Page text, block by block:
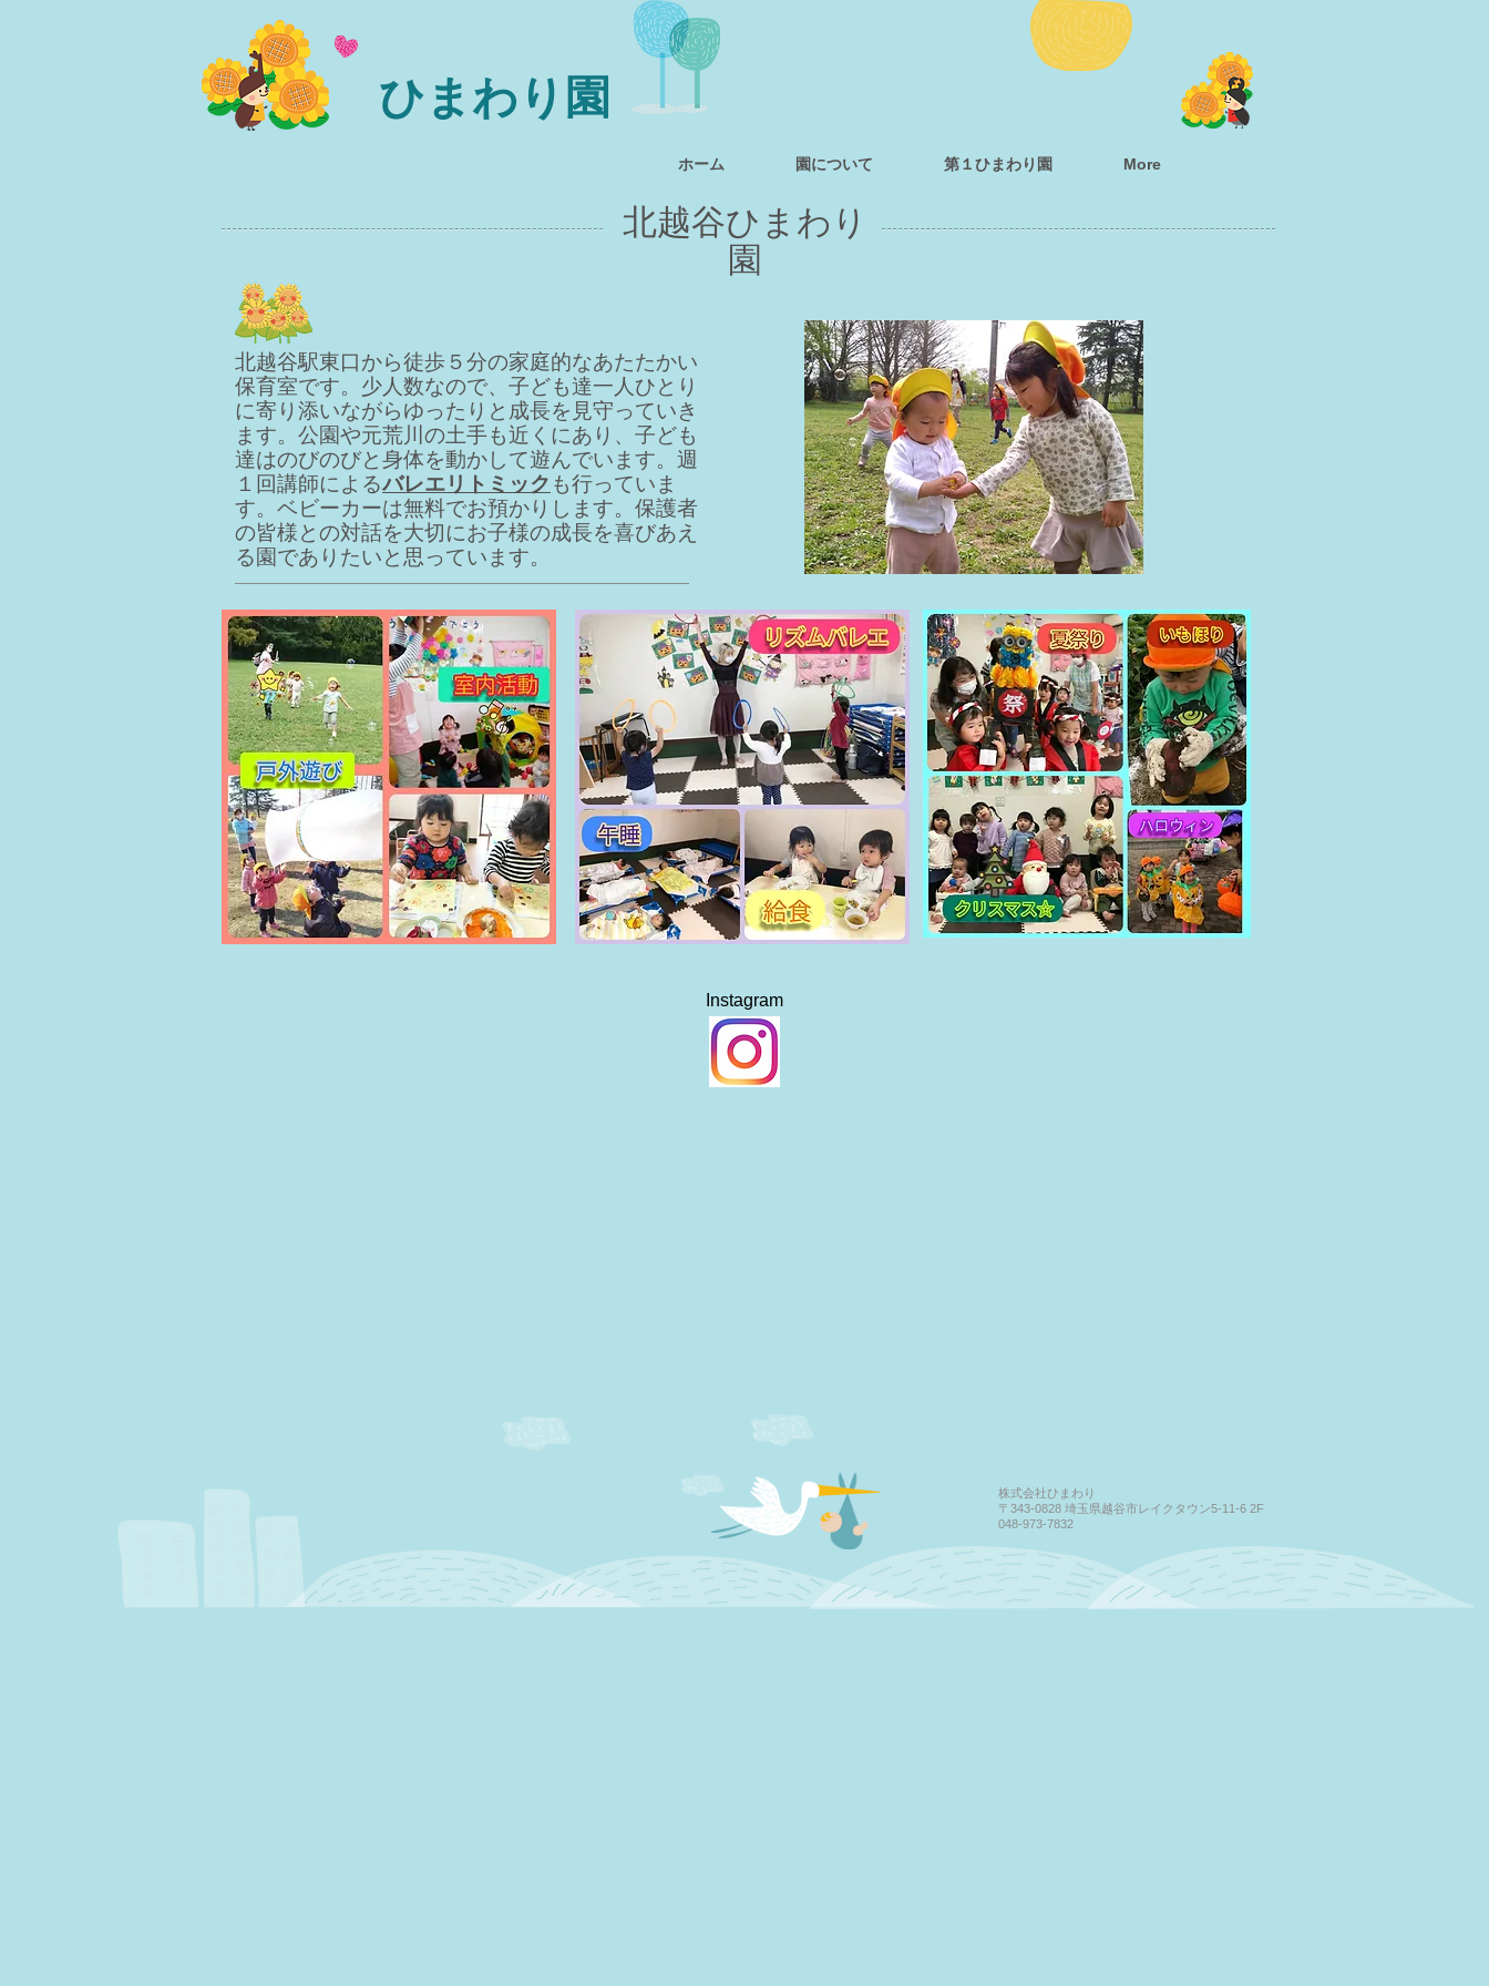
ひまわり園
ホーム 園について 第１ひまわり園 More
北越谷ひまわり
園
​北越谷駅東口から徒歩５分の家庭的なあたたかい
保育室です。少人数なので、子ども達一人ひとり
に寄り添いながらゆったりと成長を見守っていき
ます。公園や元荒川の土手も近くにあり、子ども
達はのびのびと身体を動かして遊んでいます。週
１回講師によるバレエリトミック も行っていま
す。ベビーカーは無料でお預かりします。保護者
の皆様との対話を大切にお子様の成長を喜びあえ
る園でありたいと思っています。
​Instagram
株式会社ひまわり
〒343-0828 埼玉県越谷市レイクタウン5-11-6 2F
048-973-7832